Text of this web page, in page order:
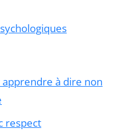
à dire non
respect